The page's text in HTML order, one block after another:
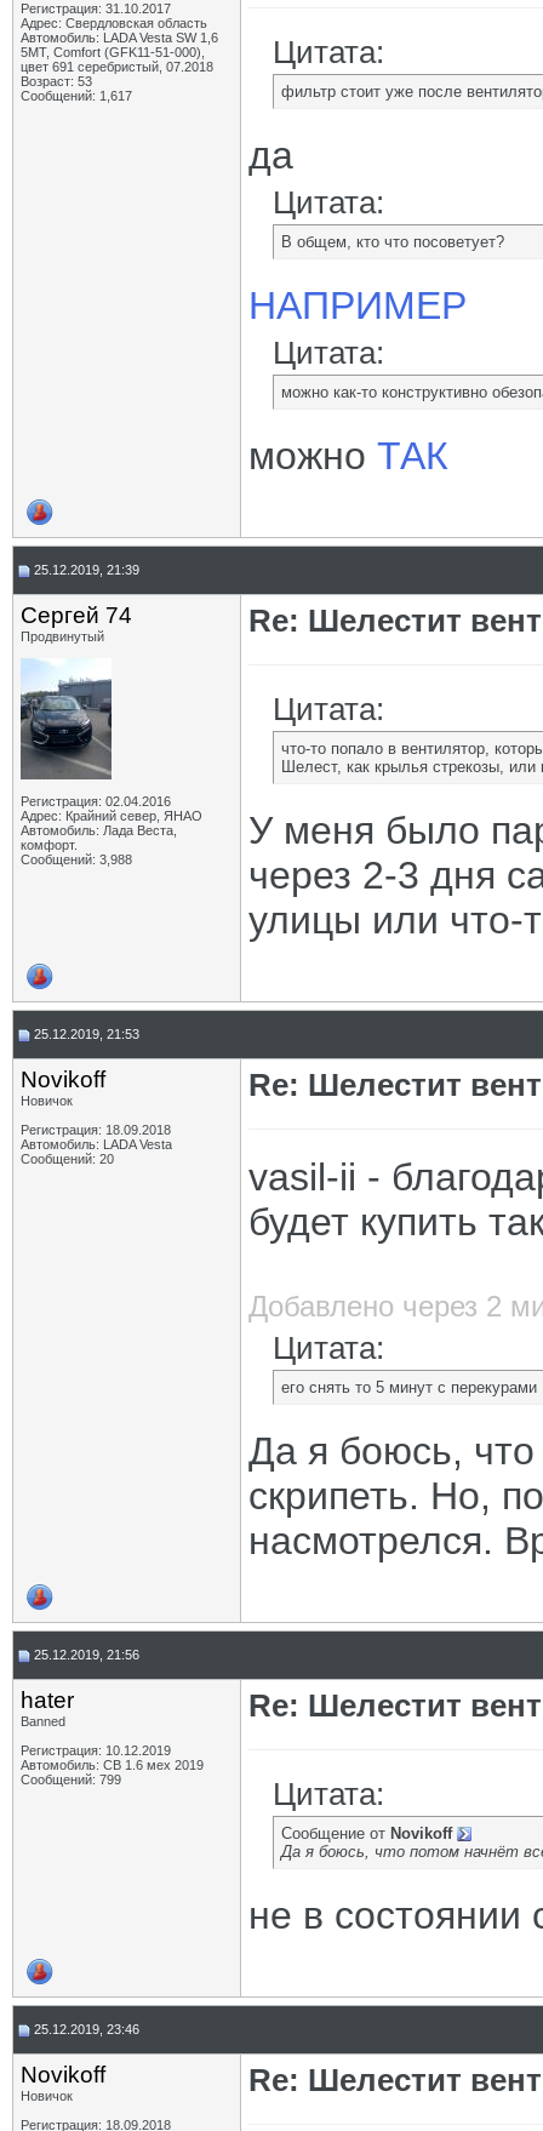
Регистрация: 31.10.2017
Адрес: Свердловская область
Автомобиль: LADA Vesta SW 1,6
5МТ, Comfort (GFK11-51-000),
цвет 691 серебристый, 07.2018
Возраст: 53
Сообщений: 1,617
Цитата:
фильтр стоит уже после
да
Цитата:
В общем, кто что посоветует?
НАПРИМЕР
Цитата:
можно как-то конструктивно
можно ТАК
25.12.2019, 21:39
Сергей 74
Продвинутый
Регистрация: 02.04.2016
Адрес: Крайний север, ЯНАО
Автомобиль: Лада Веста,
комфорт.
Сообщений: 3,988
Re: Шелестит
Цитата:
что-то попало в вентилятор,
Шелест, как крылья стрекозы, или
У меня было
через 2-3 дня
улицы или что-
25.12.2019, 21:53
Novikoff
Новичок
Регистрация: 18.09.2018
Автомобиль: LADA Vesta
Сообщений: 20
Re: Шелестит
vasil-ii -
будет купить
Добавлено через 2
Цитата:
его снять то 5 минут с перекурами
Да я боюсь,
скрипеть. Но,
насмотрелся.
25.12.2019, 21:56
hater
Banned
Регистрация: 10.12.2019
Автомобиль: СВ 1.6 мех 2019
Сообщений: 799
Re: Шелестит
Цитата:
Сообщение от Novikoff
Да я боюсь, что потом начнёт
не в
25.12.2019, 23:46
Novikoff
Новичок
Регистрация: 18.09.2018
Re: Шелестит